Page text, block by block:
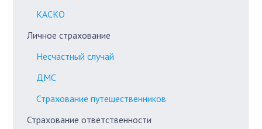
КАСКО
Личное страхование
Несчастный случай
ДМС
Страхование путешественников
Страхование ответственности